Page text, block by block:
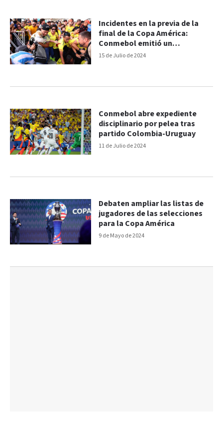
15 de Julio de 2024
Incidentes en la previa de la
final de la Copa América:
Conmebol emitió un
comunicado
11 de Julio de 2024
Conmebol abre expediente
disciplinario por pelea tras
partido Colombia-Uruguay
9 de Mayo de 2024
Debaten ampliar las listas de
jugadores de las selecciones
para la Copa América